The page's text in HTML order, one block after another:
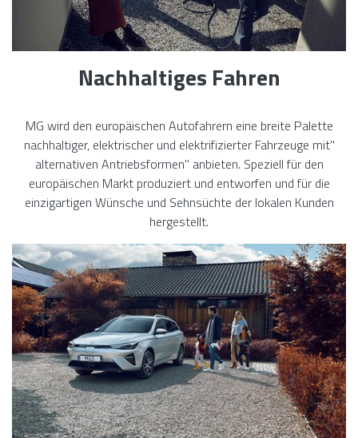
Nachhaltiges Fahren
MG wird den europäischen Autofahrern eine breite Palette
nachhaltiger, elektrischer und elektrifizierter Fahrzeuge mit"
alternativen Antriebsformen" anbieten. Speziell für den
europäischen Markt produziert und entworfen und für die
einzigartigen Wünsche und Sehnsüchte der lokalen Kunden
hergestellt.